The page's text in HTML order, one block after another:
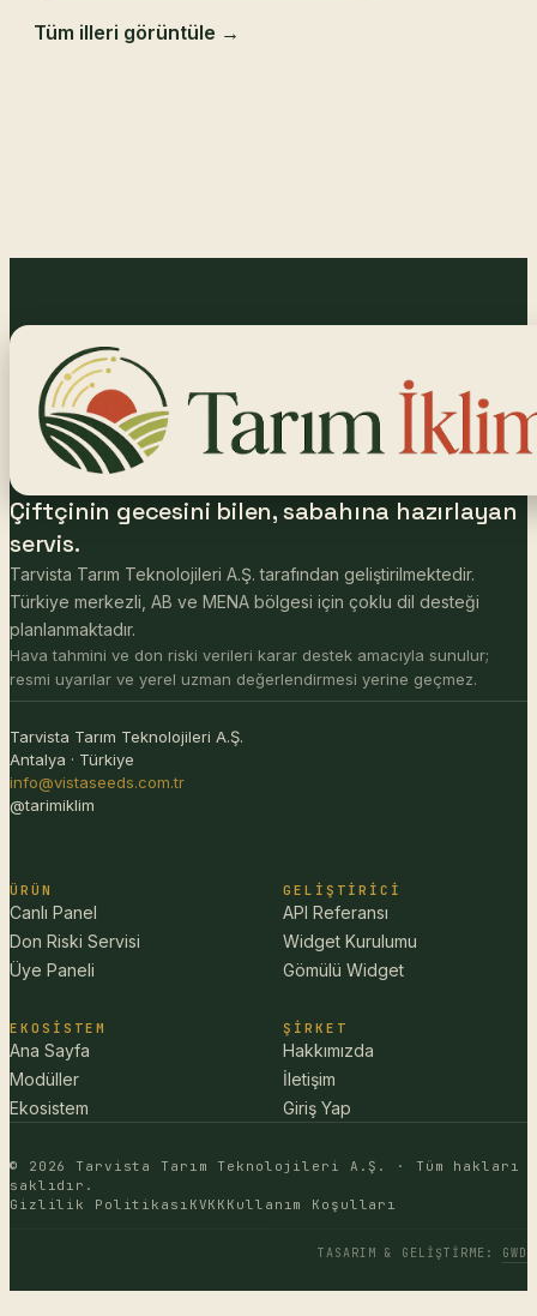
Tüm illeri görüntüle →
Çiftçinin gecesini bilen, sabahına hazırlayan
servis.
Tarvista Tarım Teknolojileri A.Ş. tarafından geliştirilmektedir.
Türkiye merkezli, AB ve MENA bölgesi için çoklu dil desteği
planlanmaktadır.
Hava tahmini ve don riski verileri karar destek amacıyla sunulur;
resmi uyarılar ve yerel uzman değerlendirmesi yerine geçmez.
Tarvista Tarım Teknolojileri A.Ş.
Antalya · Türkiye
info@vistaseeds.com.tr
@tarimiklim
ÜRÜN
Canlı Panel
Don Riski Servisi
Üye Paneli
GELIŞTIRICI
API Referansı
Widget Kurulumu
Gömülü Widget
EKOSISTEM
Ana Sayfa
Modüller
Ekosistem
ŞIRKET
Hakkımızda
İletişim
Giriş Yap
© 2026 Tarvista Tarım Teknolojileri A.Ş. · Tüm hakları
saklıdır.
Gizlilik Politikası KVKK Kullanım Koşulları
TASARIM & GELIŞTIRME : GWD